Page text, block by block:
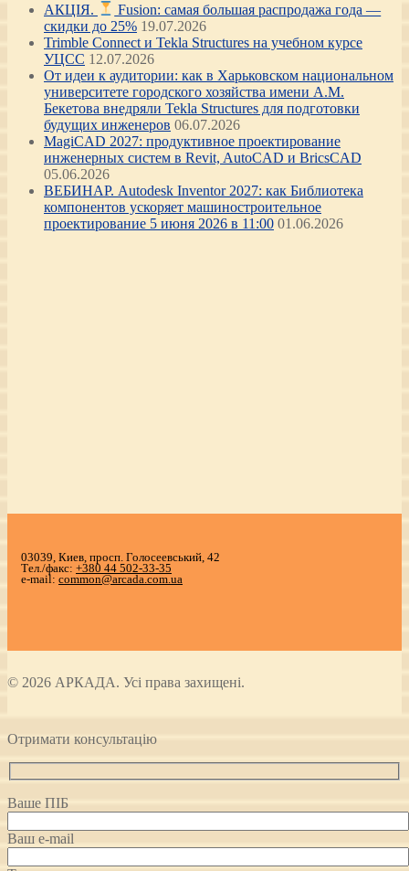
АКЦІЯ.
Fusion: самая большая распродажа года —
скидки до 25% 19.07.2026
Trimble Connect и Tekla Structures на учебном курсе
УЦСС 12.07.2026
От идеи к аудитории: как в Харьковском национальном
университете городского хозяйства имени А.М.
Бекетова внедряли Tekla Structures для подготовки
будущих инженеров 06.07.2026
MagiCAD 2027: продуктивное проектирование
инженерных систем в Revit, AutoCAD и BricsCAD
05.06.2026
ВЕБИНАР. Autodesk Inventor 2027: как Библиотека
компонентов ускоряет машиностроительное
проектирование 5 июня 2026 в 11:00 01.06.2026
03039, Киев, просп. Голосеевський, 42
Тел./факс: +380 44 502-33-35
e-mail: common@arcada.com.ua
© 2026 АРКАДА. Усі права захищені.
Отримати консультацію
Ваше ПІБ
Ваш e-mail